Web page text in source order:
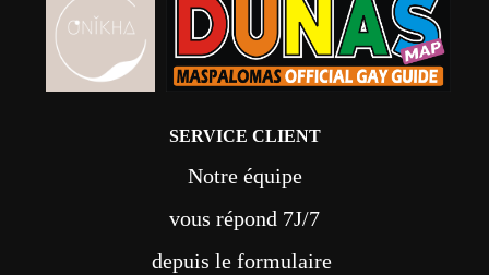
SERVICE CLIENT
Notre équipe
vous répond 7J/7
depuis le formulaire